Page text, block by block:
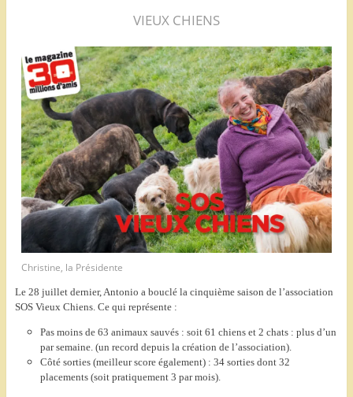
VIEUX CHIENS
Christine, la Présidente
Le 28 juillet dernier, Antonio a bouclé la cinquième saison de l’association
SOS Vieux Chiens. Ce qui représente :
Pas moins de 63 animaux sauvés : soit 61 chiens et 2 chats : plus d’un
par semaine. (un record depuis la création de l’association).
Côté sorties (meilleur score également) : 34 sorties dont 32
placements (soit pratiquement 3 par mois).